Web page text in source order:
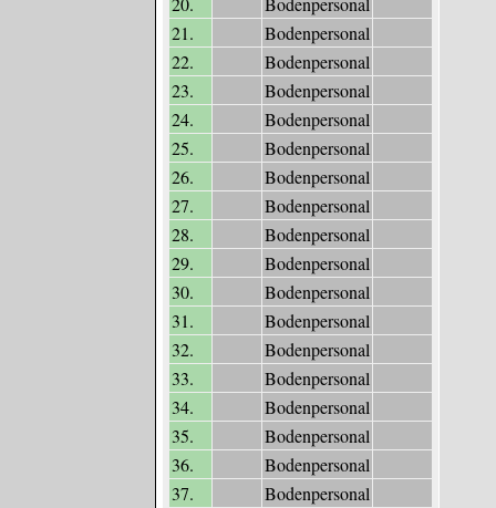
21.
Bodenpersonal
22.
Bodenpersonal
23.
Bodenpersonal
24.
Bodenpersonal
25.
Bodenpersonal
26.
Bodenpersonal
27.
Bodenpersonal
28.
Bodenpersonal
29.
Bodenpersonal
30.
Bodenpersonal
31.
Bodenpersonal
32.
Bodenpersonal
33.
Bodenpersonal
34.
Bodenpersonal
35.
Bodenpersonal
36.
Bodenpersonal
37.
Bodenpersonal